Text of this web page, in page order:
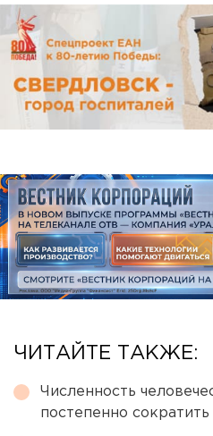
ЧИТАЙТЕ ТАКЖЕ:
Численность
постепенно